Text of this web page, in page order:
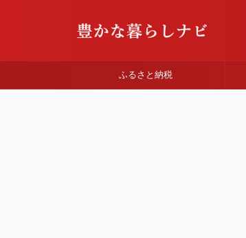
ふるさと納税